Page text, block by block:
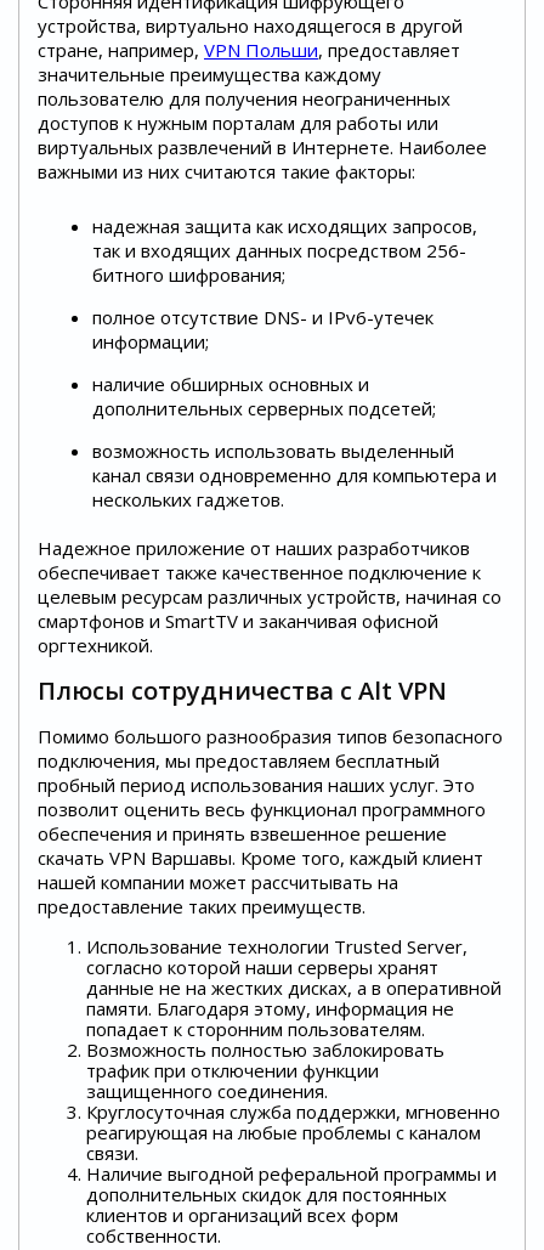
устройства, виртуально находящегося в другой
стране, например, VPN Польши, предоставляет
значительные преимущества каждому
пользователю для получения неограниченных
доступов к нужным порталам для работы или
виртуальных развлечений в Интернете. Наиболее
важными из них считаются такие факторы:
надежная защита как исходящих запросов,
так и входящих данных посредством 256-
битного шифрования;
полное отсутствие DNS- и IPv6-утечек
информации;
наличие обширных основных и
дополнительных серверных подсетей;
возможность использовать выделенный
канал связи одновременно для компьютера и
нескольких гаджетов.
Надежное приложение от наших разработчиков
обеспечивает также качественное подключение к
целевым ресурсам различных устройств, начиная со
смартфонов и SmartTV и заканчивая офисной
оргтехникой.
Плюсы сотрудничества с Alt VPN
Помимо большого разнообразия типов безопасного
подключения, мы предоставляем бесплатный
пробный период использования наших услуг. Это
позволит оценить весь функционал программного
обеспечения и принять взвешенное решение
скачать VPN Варшавы. Кроме того, каждый клиент
нашей компании может рассчитывать на
предоставление таких преимуществ.
Использование технологии Trusted Server,
согласно которой наши серверы хранят
данные не на жестких дисках, а в оперативной
памяти. Благодаря этому, информация не
попадает к сторонним пользователям.
Возможность полностью заблокировать
трафик при отключении функции
защищенного соединения.
Круглосуточная служба поддержки, мгновенно
реагирующая на любые проблемы с каналом
связи.
Наличие выгодной реферальной программы и
дополнительных скидок для постоянных
клиентов и организаций всех форм
собственности.